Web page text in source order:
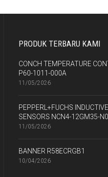
PRODUK TERBARU KAMI
CONCH TEMPERATURE
P60-1011-000A
11/05/2026
PEPPERL+FUCHS INDUCTIVE
SENSORS NCN4-12GM35-N0
11/05/2026
BANNER R58ECRGB1
10/04/2026